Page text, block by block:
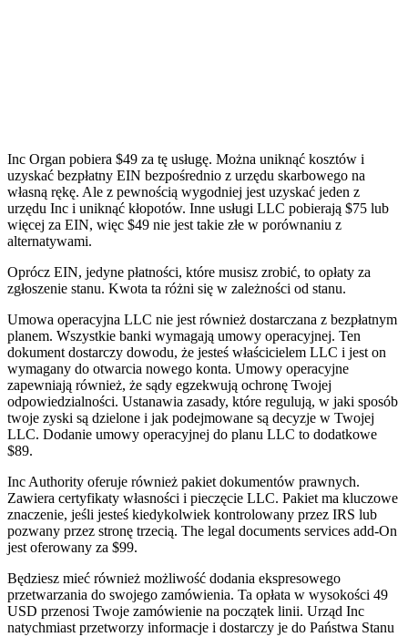
Inc Organ pobiera $49 za tę usługę. Można uniknąć kosztów i
uzyskać bezpłatny EIN bezpośrednio z urzędu skarbowego na
własną rękę. Ale z pewnością wygodniej jest uzyskać jeden z
urzędu Inc i uniknąć kłopotów. Inne usługi LLC pobierają $75 lub
więcej za EIN, więc $49 nie jest takie złe w porównaniu z
alternatywami.
Oprócz EIN, jedyne płatności, które musisz zrobić, to opłaty za
zgłoszenie stanu. Kwota ta różni się w zależności od stanu.
Umowa operacyjna LLC nie jest również dostarczana z bezpłatnym
planem. Wszystkie banki wymagają umowy operacyjnej. Ten
dokument dostarczy dowodu, że jesteś właścicielem LLC i jest on
wymagany do otwarcia nowego konta. Umowy operacyjne
zapewniają również, że sądy egzekwują ochronę Twojej
odpowiedzialności. Ustanawia zasady, które regulują, w jaki sposób
twoje zyski są dzielone i jak podejmowane są decyzje w Twojej
LLC. Dodanie umowy operacyjnej do planu LLC to dodatkowe
$89.
Inc Authority oferuje również pakiet dokumentów prawnych.
Zawiera certyfikaty własności i pieczęcie LLC. Pakiet ma kluczowe
znaczenie, jeśli jesteś kiedykolwiek kontrolowany przez IRS lub
pozwany przez stronę trzecią. The legal documents services add-On
jest oferowany za $99.
Będziesz mieć również możliwość dodania ekspresowego
przetwarzania do swojego zamówienia. Ta opłata w wysokości 49
USD przenosi Twoje zamówienie na początek linii. Urząd Inc
natychmiast przetworzy informacje i dostarczy je do Państwa Stanu